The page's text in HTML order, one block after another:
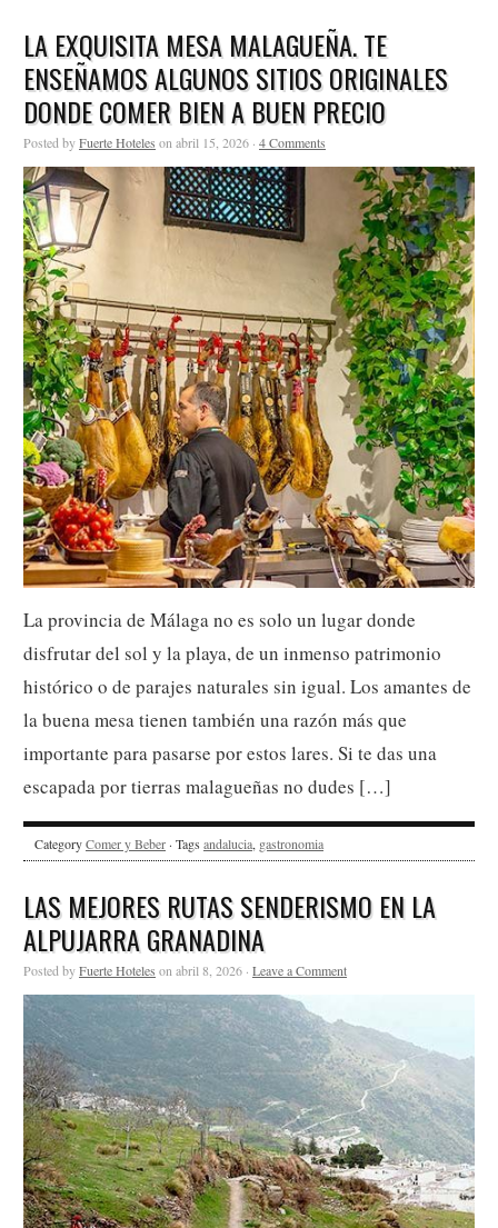
LA EXQUISITA MESA MALAGUEÑA. TE
ENSEÑAMOS ALGUNOS SITIOS ORIGINALES
DONDE COMER BIEN A BUEN PRECIO
Posted byFuerte Hoteles on abril 15, 2026 · 4 Comments
La provincia de Málaga no es solo un lugar donde
disfrutar del sol y la playa, de un inmenso patrimonio
histórico o de parajes naturales sin igual. Los amantes de
la buena mesa tienen también una razón más que
importante para pasarse por estos lares. Si te das una
escapada por tierras malagueñas no dudes […]
CategoryComer y Beber · Tags andalucia, gastronomia
LAS MEJORES RUTAS SENDERISMO EN LA
ALPUJARRA GRANADINA
Posted byFuerte Hoteles on abril 8, 2026 · Leave a Comment